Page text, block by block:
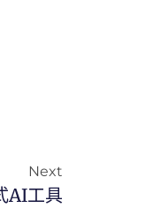
Next
AI工具